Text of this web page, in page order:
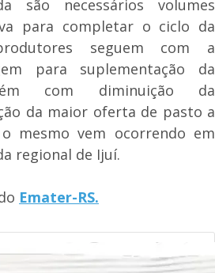
são necessários volumes
para completar o ciclo da
seguem com a
para suplementação da
com diminuição da
da maior oferta de pasto a
mesmo vem ocorrendo em
regional de Ijuí.
Emater-RS.